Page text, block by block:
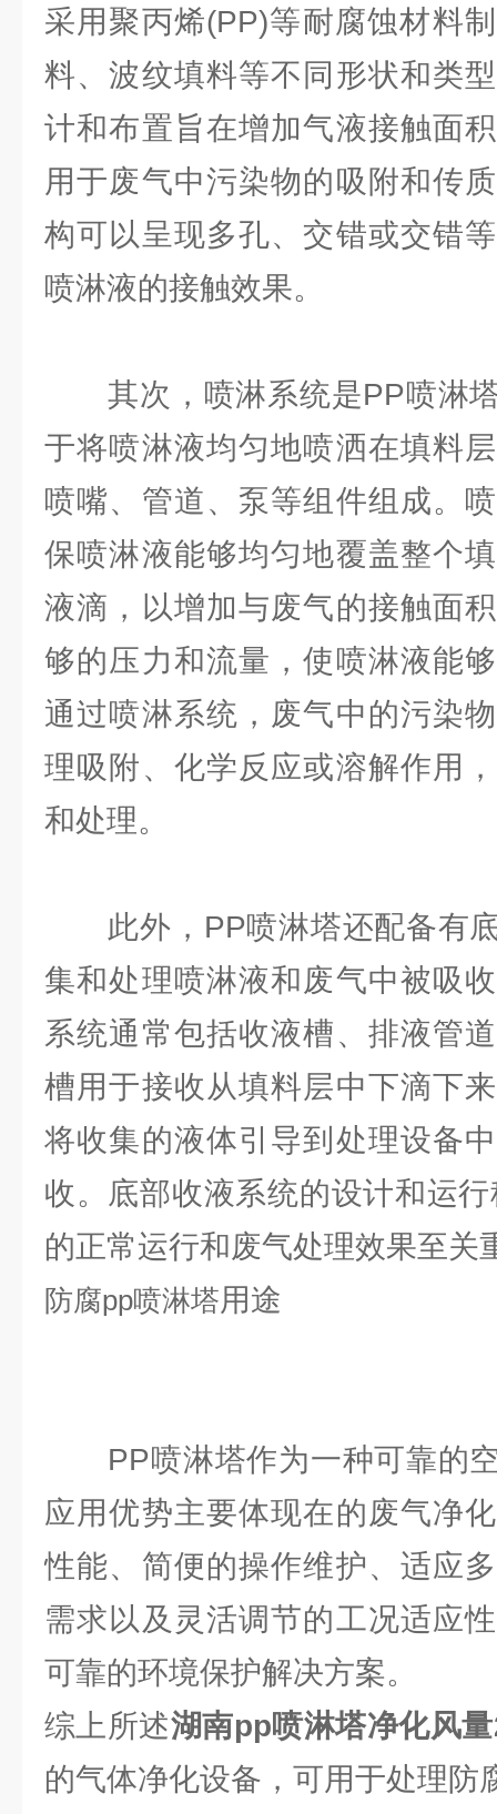
采用聚丙烯(PP)等耐腐蚀材料
料、波纹填料等不同形状和类
计和布置旨在增加气液接触面
用于废气中污染物的吸附和传
构可以呈现多孔、交错或交错
喷淋液的接触效果。
其次，喷淋系统是PP喷淋塔
于将喷淋液均匀地喷洒在填料
喷嘴、管道、泵等组件组成。
保喷淋液能够均匀地覆盖整个
液滴，以增加与废气的接触面
够的压力和流量，使喷淋液能
通过喷淋系统，废气中的污染
理吸附、化学反应或溶解作用
和处理。
此外，PP喷淋塔还配备有底
集和处理喷淋液和废气中被吸
系统通常包括收液槽、排液管
槽用于接收从填料层中下滴下
将收集的液体引导到处理设备
收。底部收液系统的设计和运
的正常运行和废气处理效果至关
防腐pp喷淋塔用途
PP喷淋塔作为一种可靠的空
应用优势主要体现在的废气净
性能、简便的操作维护、适应
需求以及灵活调节的工况适应
可靠的环境保护解决方案。
综上所述湖南pp喷淋塔净化风
的气体净化设备，可用于处理防